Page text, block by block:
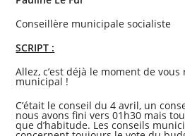
Conseillère municipale socialiste
SCRIPT :
Allez, c’est déjà le moment de
municipal !
C’était le conseil du 4 avril, un
nous avons fini vers 01h30 mais
que d’habitude. Les conseils